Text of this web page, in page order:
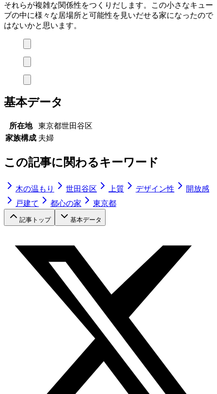
それらが複雑な関係性をつくりだします。この小さなキュー
ブの中に様々な居場所と可能性を見いだせる家になったので
はないかと思います。
基本データ
所在地
東京都世田谷区
家族構成 夫婦
この記事に関わるキーワード
木の温もり 世田谷区 上質 デザイン性
開放感
戸建て
都心の家 東京都
記事トップ 基本データ